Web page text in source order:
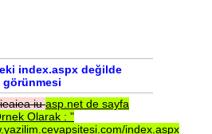
index.aspx değilde
görünmesi
iuasp.net de sayfa
Olarak : "
index.aspx